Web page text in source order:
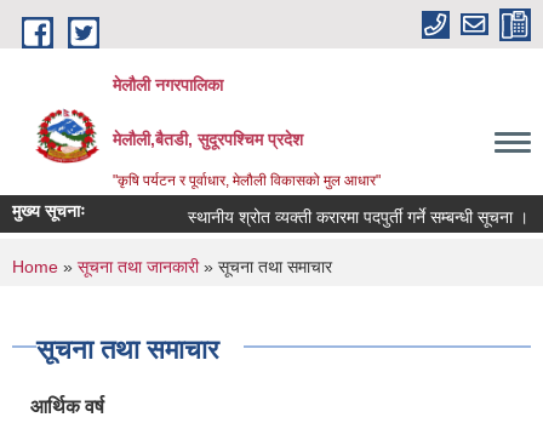
Skip to main content
मेलौली नगरपालिका
मेलौली,बैतडी, सुदूरपश्‍चिम प्रदेश
"कृषि पर्यटन र पूर्वाधार, मेलौली विकासको मुल आधार"
मुख्य सूचनाः स्थानीय श्रोत व्यक्ती करारमा पदपुर्ती गर्ने सम्बन्धी सूचना ।
You are here
Home » सूचना तथा जानकारी» सूचना तथा समाचार
सूचना तथा समाचार
आर्थिक वर्ष